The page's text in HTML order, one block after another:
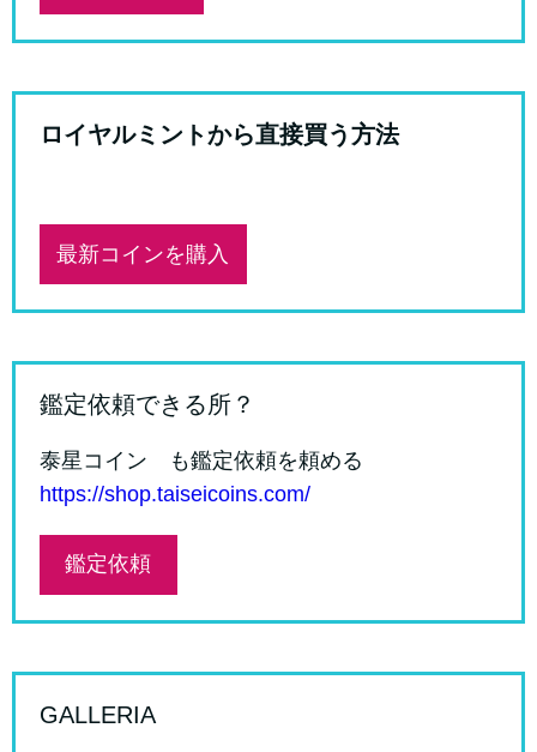
ロイヤルミントから直接買う方法
最新コインを購入
鑑定依頼できる所？
泰星コイン も鑑定依頼を頼める
https://shop.taiseicoins.com/
鑑定依頼
GALLERIA